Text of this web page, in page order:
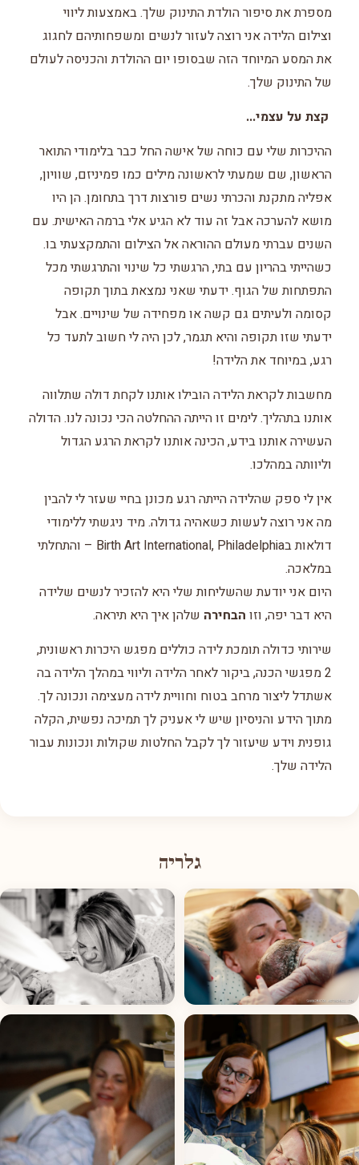
מספרת את סיפור הולדת התינוק שלך. באמצעות ליווי
וצילום הלידה אני רוצה לעזור לנשים ומשפחותיהם לחגוג
את המסע המיוחד הזה שבסופו יום ההולדת והכניסה לעולם
של התינוק שלך.
קצת על עצמי...
ההיכרות שלי עם כוחה של אישה החל כבר בלימודי התואר
הראשון, שם שמעתי לראשונה מילים כמו פמיניזם, שוויון,
אפליה מתקנת והכרתי נשים פורצות דרך בתחומן. הן היו
מושא להערכה אבל זה עוד לא הגיע אלי ברמה האישית. עם
השנים עברתי מעולם ההוראה אל הצילום והתמקצעתי בו.
כשהייתי בהריון עם בתי, הרגשתי כל שינוי והתרגשתי מכל
התפתחות של הגוף. ידעתי שאני נמצאת בתוך תקופה
קסומה ולעיתים גם קשה או מפחידה של שינויים. אבל
ידעתי שזו תקופה והיא תגמר, לכן היה לי חשוב לתעד כל
רגע, במיוחד את הלידה!
מחשבות לקראת הלידה הובילו אותנו לקחת דולה שתלווה
אותנו בתהליך. לימים זו הייתה ההחלטה הכי נכונה לנו. הדולה
העשירה אותנו בידע, הכינה אותנו לקראת הרגע הגדול
וליוותה במהלכו.
אין לי ספק שהלידה הייתה רגע מכונן בחיי שעזר לי להבין
מה אני רוצה לעשות כשאהיה גדולה. מיד ניגשתי ללימודי
דולאות בBirth Art International, Philadelphia – והתחלתי
במלאכה.
היום אני יודעת שהשליחות שלי היא להזכיר לנשים שלידה
היא דבר יפה, וזו הבחירה שלהן איך היא תיראה.
שירותי כדולה תומכת לידה כוללים מפגש היכרות ראשונית,
2 מפגשי הכנה, ביקור לאחר הלידה וליווי במהלך הלידה בה
אשתדל ליצור מרחב בטוח וחוויית לידה מעצימה ונכונה לך.
מתוך הידע והניסיון שיש לי אעניק לך תמיכה נפשית, הקלה
גופנית וידע שיעזור לך לקבל החלטות שקולות ונכונות עבור
הלידה שלך.
גלריה